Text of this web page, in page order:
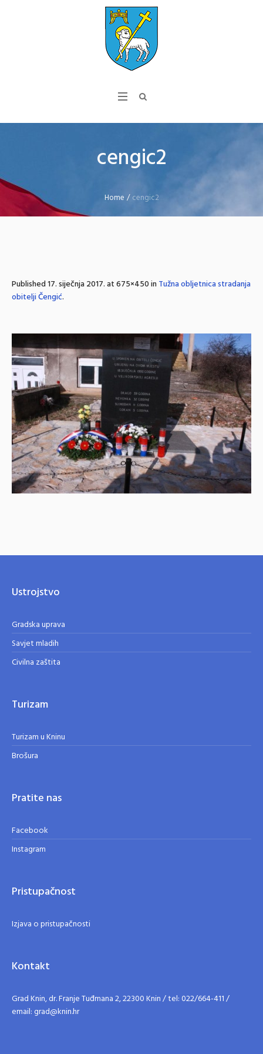
cengic2
Home /cengic2
Published17. siječnja 2017.at 675×450 inTužna obljetnica stradanja
obitelji Čengić.
Ustrojstvo
Gradska uprava
Savjet mladih
Civilna zaštita
Turizam
Turizam u Kninu
Brošura
Pratite nas
Facebook
Instagram
Pristupačnost
Izjava o pristupačnosti
Kontakt
Grad Knin, dr. Franje Tuđmana 2, 22300 Knin / tel: 022/664-411 /
email: grad@knin.hr